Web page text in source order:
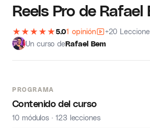
Reels Pro de Rafael
★ ★ ★ ★ ★5.01 opinión
+20
Un curso deRafael Bem
PROGRAMA
Contenido del curso
10 módulos · 123 lecciones